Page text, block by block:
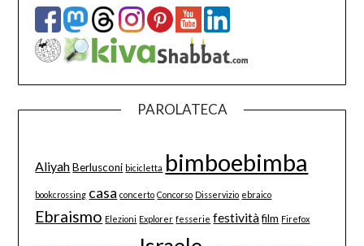
PAROLATECA
Aliyah Berlusconi bicicletta bimboebimba
bookcrossing casa concerto Concorso Disservizio ebraico
Ebraismo Elezioni Explorer fesserie festività film Firefox